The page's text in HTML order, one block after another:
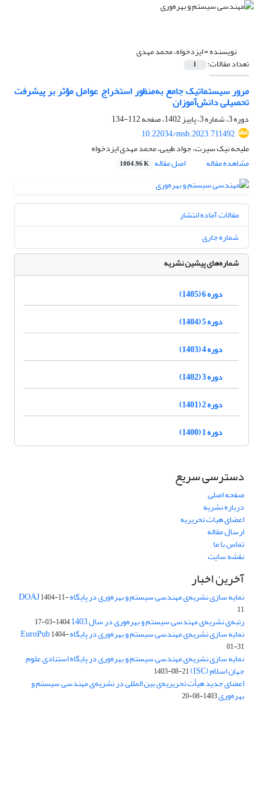
نویسنده =ایزدخواه، محمد مهدی
تعداد مقالات: 1
مرور سیستماتیک جامع به‌منظور استخراج عوامل مؤثر بر پیشرفت
تحصیلی دانش‌آموزان
دوره 3، شماره 3، پاییز 1402، صفحه
112-134
10.22034/msb.2023.711492
ملیحه نیک سیرت، جواد طیبی، محمد مهدی ایزدخواه
مشاهده مقاله
اصل مقاله 1004.96 K
مقالات آماده انتشار
شماره جاری
شماره‌های پیشین نشریه
دوره 6 (1405)
دوره 5 (1404)
دوره 4 (1403)
دوره 3 (1402)
دوره 2 (1401)
دوره 1 (1400)
دسترسی سریع
صفحه اصلی
درباره نشریه
اعضای هیات تحریریه
ارسال مقاله
تماس با ما
نقشه سایت
آخرین اخبار
نمایه سازی نشریه‌ی مهندسی سیستم و بهره‌وری در پایگاه DOAJ1404-11-
11
رتبه‌ی نشریه‌ی مهندسی سیستم و بهره‌وری در سال 1403 1404-03-17
نمایه سازی نشریه‌ی مهندسی سیستم و بهره‌وری در پایگاه EuroPub1404-
01-31
نمایه سازی نشریه‌ی مهندسی سیستم و بهره‌وری در پایگاه استنادی علوم
جهان اسلام (ISC) 1403-08-21
اعضای جدید هیأت تحریریه‌ی بین المللی در نشریه‌ی مهندسی سیستم و
بهره‌وری1403-08-20